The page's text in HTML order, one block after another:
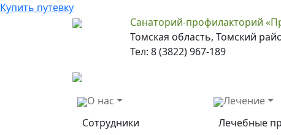
Купить путевку
Санаторий-профилакторий
Томская область, Томский
Тел: 8 (3822) 967-189
О нас
Сотрудники
Лечение
Лечебные